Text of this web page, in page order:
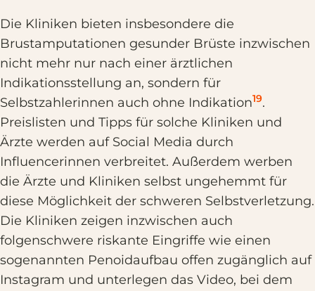
Die Kliniken bieten insbesondere die
Brustamputationen gesunder Brüste inzwischen
nicht mehr nur nach einer ärztlichen
Indikationsstellung an, sondern für
Selbstzahlerinnen auch ohne Indikation19.
Preislisten und Tipps für solche Kliniken und
Ärzte werden auf Social Media durch
Influencerinnen verbreitet. Außerdem werben
die Ärzte und Kliniken selbst ungehemmt für
diese Möglichkeit der schweren Selbstverletzung.
Die Kliniken zeigen inzwischen auch
folgenschwere riskante Eingriffe wie einen
sogenannten Penoidaufbau offen zugänglich auf
Instagram und unterlegen das Video, bei dem